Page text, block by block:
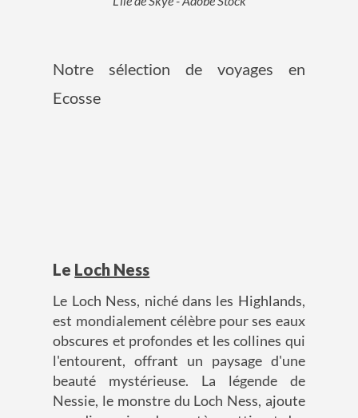
Notre sélection de voyages en
Ecosse
Le Loch Ness
Le Loch Ness, niché dans les Highlands,
est mondialement célèbre pour ses eaux
obscures et profondes et les collines qui
l'entourent, offrant un paysage d'une
beauté mystérieuse. La légende de
Nessie, le monstre du Loch Ness, ajoute